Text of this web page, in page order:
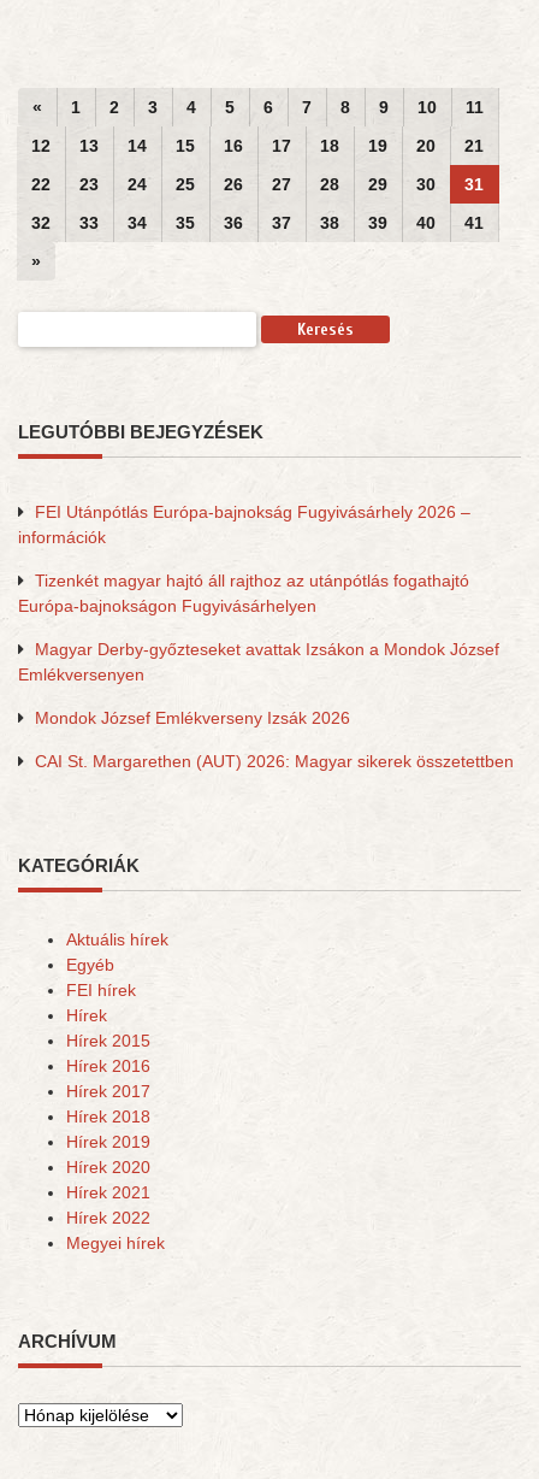
« 1 2 3 4 5 6 7 8 9 10
11
12
13 14 15 16 17 18 19 20
21
22
23 24 25 26 27 28 29 30
31
32
33 34 35 36 37 38 39 40
41
»
LEGUTÓBBI BEJEGYZÉSEK
FEI Utánpótlás Európa-bajnokság Fugyivásárhely 2026 –
információk
Tizenkét magyar hajtó áll rajthoz az utánpótlás fogathajtó
Európa-bajnokságon Fugyivásárhelyen
Magyar Derby-győzteseket avattak Izsákon a Mondok József
Emlékversenyen
Mondok József Emlékverseny Izsák 2026
CAI St. Margarethen (AUT) 2026: Magyar sikerek összetettben
KATEGÓRIÁK
Aktuális hírek
Egyéb
FEI hírek
Hírek
Hírek 2015
Hírek 2016
Hírek 2017
Hírek 2018
Hírek 2019
Hírek 2020
Hírek 2021
Hírek 2022
Megyei hírek
ARCHÍVUM
Archívum